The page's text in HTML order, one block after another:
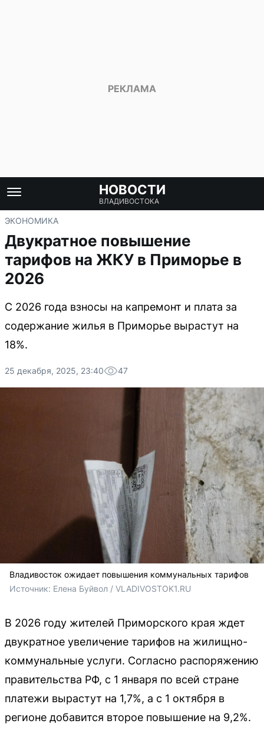
НОВОСТИ
ВЛАДИВОСТОКА
ЭКОНОМИКА
Двукратное повышение
тарифов на ЖКУ в Приморье в
2026
С 2026 года взносы на капремонт и плата за
содержание жилья в Приморье вырастут на
18%.
25 декабря, 2025, 23:40 47
Владивосток ожидает повышения коммунальных тарифов
Источник: Елена Буйвол / VLADIVOSTOK1.RU
В 2026 году жителей Приморского края ждет
двукратное увеличение тарифов на жилищно-
коммунальные услуги. Согласно распоряжению
правительства РФ, с 1 января по всей стране
платежи вырастут на 1,7%, а с 1 октября в
регионе добавится второе повышение на 9,2%.